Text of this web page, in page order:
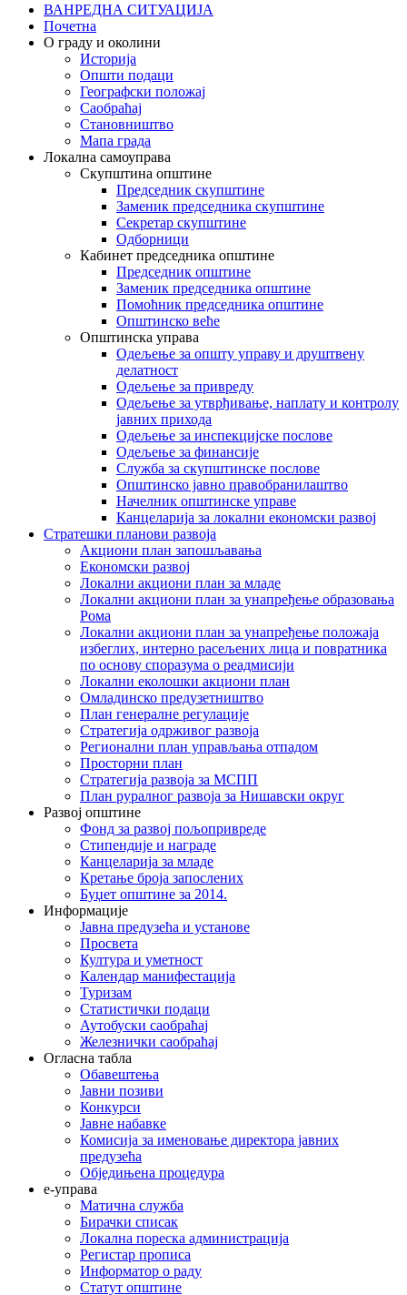
ВАНРЕДНА СИТУАЦИЈА
Почетна
О граду и околини
Историја
Општи подаци
Географски положај
Саобраћај
Становништво
Мапа града
Локална самоуправа
Скупштина општине
Председник скупштине
Заменик председника скупштине
Секретар скупштине
Одборници
Кабинет председника општине
Председник општине
Заменик председника општине
Помоћник председника општине
Општинско веће
Општинска управа
Одељење за општу управу и друштвену
делатност
Одељење за привреду
Одељење за утврђивање, наплату и контролу
јавних прихода
Одељење за инспекцијске послове
Одељење за финансије
Служба за скупштинске послове
Општинско јавно правобранилаштво
Начелник општинске управе
Канцеларија за локални економски развој
Стратешки планови развоја
Акциони план запошљавања
Економски развој
Локални акциони план за младе
Локални акциони план за унапређење образовања
Рома
Локални акциони план за унапређење положаја
избеглих, интерно расељених лица и повратника
по основу споразума о реадмисији
Локални еколошки акциони план
Омладинско предузетништво
План генералне регулације
Стратегија одрживог развоја
Регионални план управљања отпадом
Просторни план
Стратегија развоја за МСПП
План руралног развоја за Нишавски округ
Развој општине
Фонд за развој пољопривреде
Стипендије и награде
Канцеларија за младе
Кретање броја запослених
Буџет општине за 2014.
Информације
Јавна предузећа и установе
Просвета
Култура и уметност
Календар манифестација
Туризам
Статистички подаци
Аутобуски саобраћај
Железнички саобраћај
Огласна табла
Обавештења
Јавни позиви
Конкурси
Јавне набавке
Комисија за именовање директора јавних
предузећа
Обједињена процедура
е-управа
Матична служба
Бирачки списак
Локална пореска администрација
Регистар прописа
Информатор о раду
Статут општине